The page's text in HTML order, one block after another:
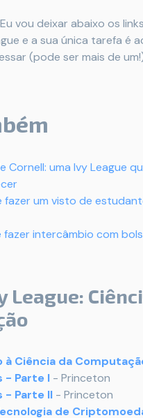
vou deixar abaixo os
e a sua única tarefa é
(pode ser mais de
Cornell: uma Ivy League
fazer um visto de
fazer intercâmbio com
League:
à Ciência da
- Parte I - Princeton
- Parte II - Princeton
de